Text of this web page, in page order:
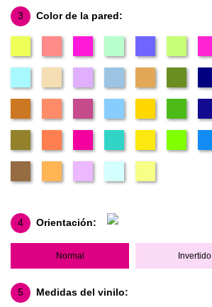
3 Color de la pared:
4 Orientación:
Normal Invertido
5 Medidas del vinilo: